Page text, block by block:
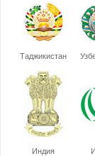
Таджикистан
Индия